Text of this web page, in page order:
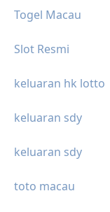
Togel Macau
Slot Resmi
keluaran hk lotto
keluaran sdy
keluaran sdy
toto macau